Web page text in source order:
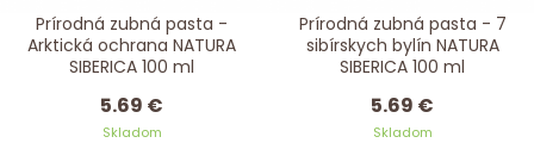
Prírodná zubná pasta -
Arktická ochrana NATURA
SIBERICA 100 ml
5.69 €
Skladom
Prírodná zubná pasta - 7
sibírskych bylín NATURA
SIBERICA 100 ml
5.69 €
Skladom